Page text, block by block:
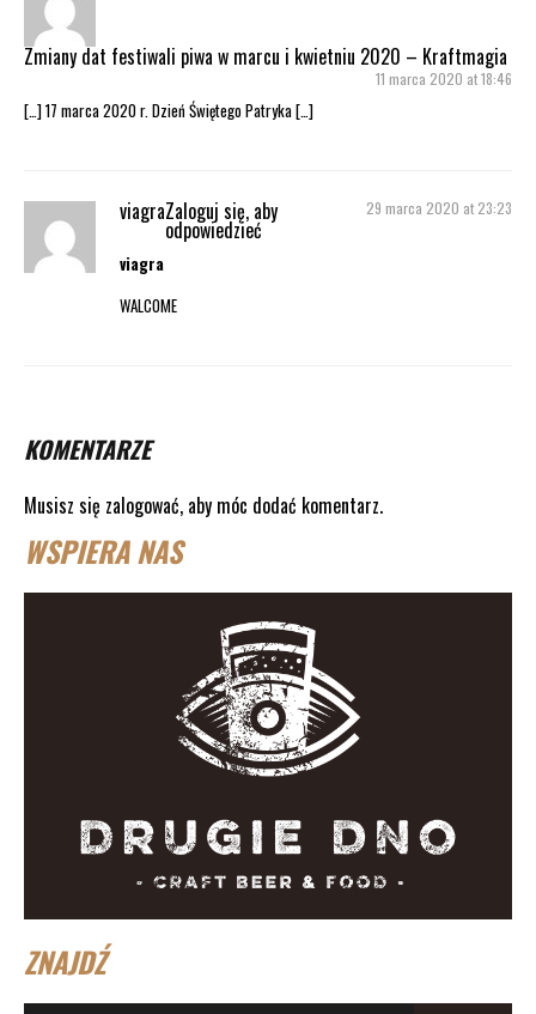
Zmiany dat festiwali piwa w marcu i kwietniu 2020 – Kraftmagia
11 marca 2020 at 18:46
[…] 17 marca 2020 r. Dzień Świętego Patryka […]
viagra 29 marca 2020 at 23:23
Zaloguj się, aby
odpowiedzieć
viagra
WALCOME
KOMENTARZE
Musisz się zalogować, aby móc dodać komentarz.
WSPIERA NAS
ZNAJDŹ